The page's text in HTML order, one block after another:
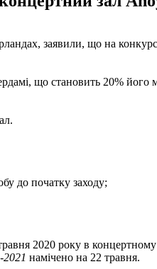
заявили, що на
що становить 20% його
до початку заходу;
2020 року в
2021 намічено на 22 травня.